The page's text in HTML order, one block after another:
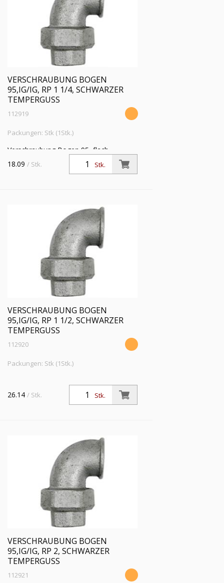
VERSCHRAUBUNG BOGEN
95,IG/IG, RP 1 1/4, SCHWARZER
TEMPERGUSS
112919
Packungen: Stk (1Stk.)
Verschraubung Bogen 95, flach
dichtend, IG/IG, Rp 1 1/4, Betriebstemp.
-20 °C bis 200 °C, schwarzer
Stk.
18.09 / Stk.
VERSCHRAUBUNG BOGEN
95,IG/IG, RP 1 1/2, SCHWARZER
TEMPERGUSS
112920
Packungen: Stk (1Stk.)
Stk.
26.14 / Stk.
VERSCHRAUBUNG BOGEN
95,IG/IG, RP 2, SCHWARZER
TEMPERGUSS
112921